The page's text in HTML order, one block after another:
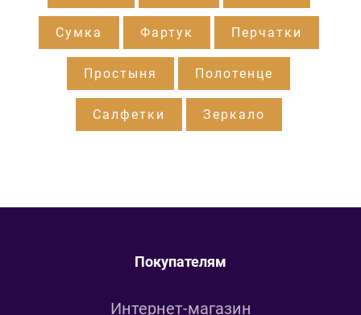
Сумка Фартук Перчатки
Простыня Полотенце
Салфетки Зеркало
Покупателям
Интернет-магазин